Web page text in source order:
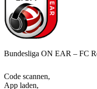
Bundesliga ON EAR – FC
Code scannen,
App laden,